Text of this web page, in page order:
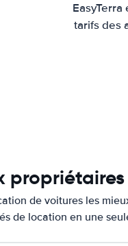
tarifs des
de voitures les
de location en une